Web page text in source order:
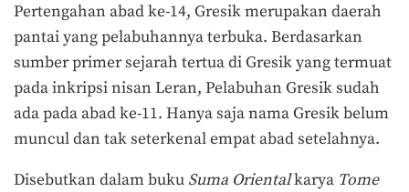
Pertengahan abad ke-14, Gresik merupakan daerah
pantai yang pelabuhannya terbuka. Berdasarkan
sumber primer sejarah tertua di Gresik yang termuat
pada inkripsi nisan Leran, Pelabuhan Gresik sudah
ada pada abad ke-11. Hanya saja nama Gresik belum
muncul dan tak seterkenal empat abad setelahnya.
Disebutkan dalam buku Suma Orientalkarya Tome